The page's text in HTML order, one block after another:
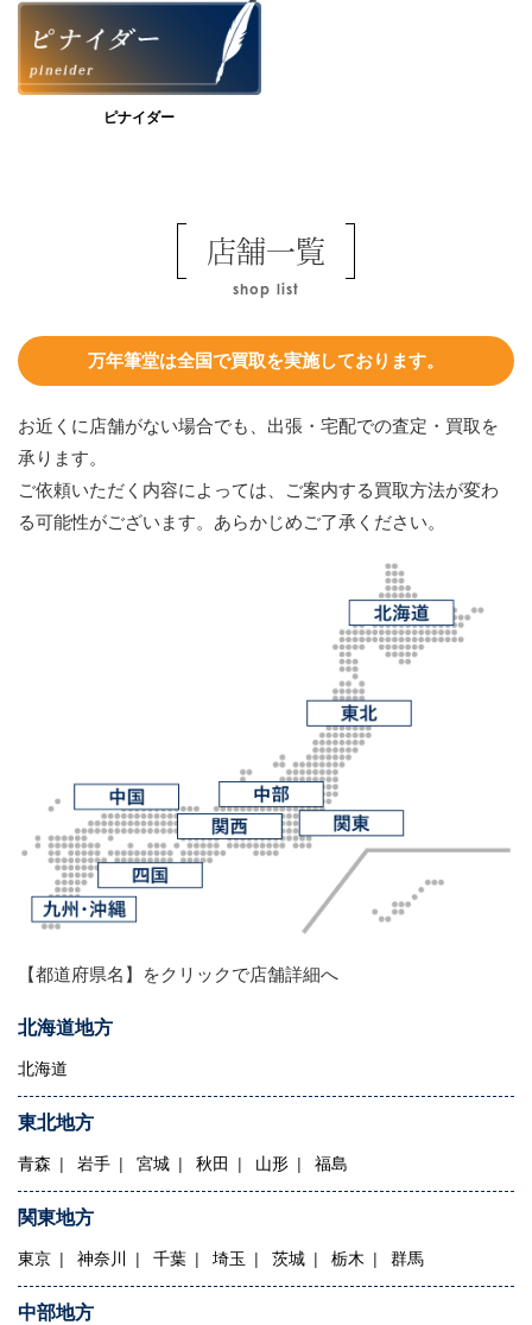
ピナイダー
店舗一覧
shop list
万年筆堂は全国で買取を実施しております。
お近くに店舗がない場合でも、出張・宅配での査定・買取を
承ります。
ご依頼いただく内容によっては、ご案内する買取方法が変わ
る可能性がございます。あらかじめご了承ください。
【都道府県名】をクリックで店舗詳細へ
北海道地方
北海道
東北地方
青森 岩手 宮城 秋田 山形 福島
関東地方
東京 神奈川 千葉 埼玉 茨城 栃木 群馬
中部地方